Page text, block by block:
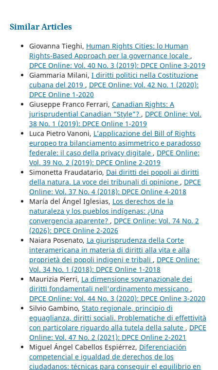
Similar Articles
Giovanna Tieghi, Human Rights Cities: lo Human
Rights-Based Approach per la governance locale ,
DPCE Online: Vol. 40 No. 3 (2019): DPCE Online 3-2019
Giammaria Milani, I diritti politici nella Costituzione
cubana del 2019 , DPCE Online: Vol. 42 No. 1 (2020):
DPCE Online 1-2020
Giuseppe Franco Ferrari, Canadian Rights: A
jurisprudential Canadian “Style”? , DPCE Online: Vol.
38 No. 1 (2019): DPCE Online 1-2019
Luca Pietro Vanoni, L’applicazione del Bill of Rights
europeo tra bilanciamento asimmetrico e paradosso
federale: il caso della privacy digitale , DPCE Online:
Vol. 39 No. 2 (2019): DPCE Online 2-2019
Simonetta Fraudatario, Dai diritti dei popoli ai diritti
della natura. La voce dei tribunali di opinione , DPCE
Online: Vol. 37 No. 4 (2018): DPCE Online 4-2018
María del Ángel Iglesias, Los derechos de la
naturaleza y los pueblos indígenas: ¿Una
convergencia aparente? , DPCE Online: Vol. 74 No. 2
(2026): DPCE Online 2-2026
Naiara Posenato, La giurisprudenza della Corte
interamericana in materia di diritti alla vita e alla
proprietà dei popoli indigeni e tribali , DPCE Online:
Vol. 34 No. 1 (2018): DPCE Online 1-2018
Maurizia Pierri, La dimensione sovranazionale dei
diritti fondamentali nell'ordinamento messicano ,
DPCE Online: Vol. 44 No. 3 (2020): DPCE Online 3-2020
Silvio Gambino, Stato regionale, principio di
eguaglianza, diritti sociali. Problematiche di effettività
con particolare riguardo alla tutela della salute , DPCE
Online: Vol. 47 No. 2 (2021): DPCE Online 2-2021
Miguel Ángel Cabellos Espiérrez, Diferenciación
competencial e igualdad de derechos de los
ciudadanos: técnicas para conseguir el equilibrio en